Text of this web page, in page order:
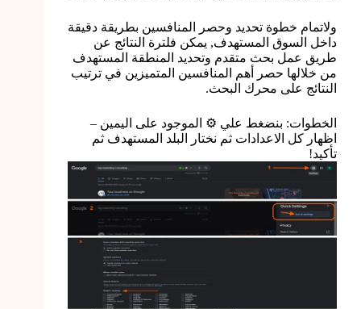
ولاتمام خطوة تحديد وحصر المنافسين بطريقة دقيقة
داخل السوق المستهدف, يمكن فلترة النتائج عن
طريق عمل بحث متقدم وتحديد المنطقة المستهدف
من خلالها حصر أهم المنافسين المتميزين في ترتيب
النتائج على محرك البحث.
الخطوات: بنضغط علي ⚙️ الموجود على اليمين –
اظهار كل الاعدادات ثم نختار البلد المستهدف ثم
تأكيد!